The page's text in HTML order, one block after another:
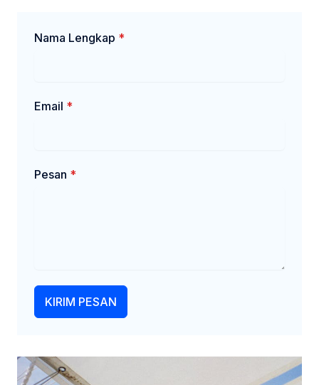
Nama Lengkap *
Email *
Pesan *
KIRIM PESAN